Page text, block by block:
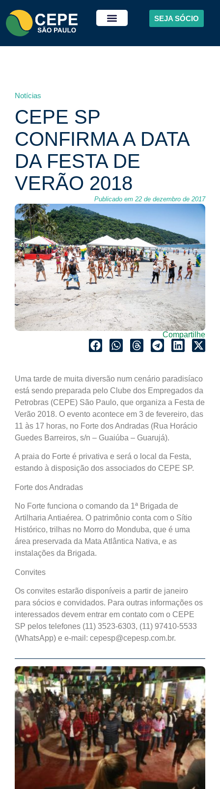
SEJA SÓCIO
Notícias
CEPE SP
CONFIRMA A DATA
DA FESTA DE
VERÃO 2018
Publicado em 22 de dezembro de 2017
Compartilhe
Uma tarde de muita diversão num cenário paradisíaco
está sendo preparada pelo Clube dos Empregados da
Petrobras (CEPE) São Paulo, que organiza a Festa de
Verão 2018. O evento acontece em 3 de fevereiro, das
11 às 17 horas, no Forte dos Andradas (Rua Horácio
Guedes Barreiros, s/n – Guaiúba – Guarujá).
A praia do Forte é privativa e será o local da Festa,
estando à disposição dos associados do CEPE SP.
Forte dos Andradas
No Forte funciona o comando da 1ª Brigada de
Artilharia Antiaérea. O patrimônio conta com o Sítio
Histórico, trilhas no Morro do Monduba, que é uma
área preservada da Mata Atlântica Nativa, e as
instalações da Brigada.
Convites
Os convites estarão disponíveis a partir de janeiro
para sócios e convidados. Para outras informações os
interessados devem entrar em contato com o CEPE
SP pelos telefones (11) 3523-6303, (11) 97410-5533
(WhatsApp) e e-mail: cepesp@cepesp.com.br.